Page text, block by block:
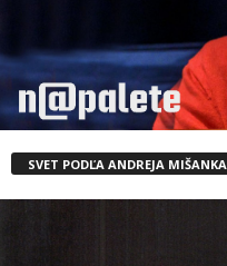
SVET PODĽA ANDREJA MIŠANKA